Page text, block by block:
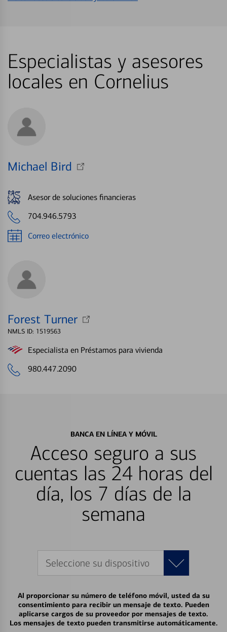
Especialistas y asesores
locales en Cornelius
Michael Bird
Asesor de soluciones financieras
704.946.5793
Correo electrónico
Forest Turner
NMLS ID: 1519563
Especialista en Préstamos para vivienda
980.447.2090
BANCA EN LÍNEA Y MÓVIL
Acceso seguro a sus
cuentas las 24 horas del
día, los 7 días de la
semana
Seleccione su dispositivo
Al proporcionar su número de teléfono móvil, usted da su
consentimiento para recibir un mensaje de texto. Pueden
aplicarse cargos de su proveedor por mensajes de texto.
Los mensajes de texto pueden transmitirse automáticamente.